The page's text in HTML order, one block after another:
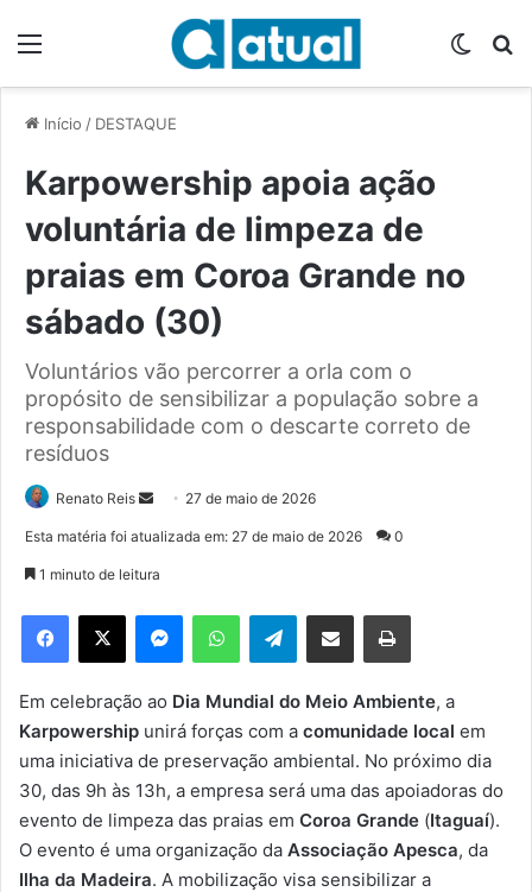
Início / DESTAQUE
Karpowership apoia ação
voluntária de limpeza de
praias em Coroa Grande no
sábado (30)
Voluntários vão percorrer a orla com o
propósito de sensibilizar a população sobre a
responsabilidade com o descarte correto de
resíduos
Renato Reis
d
e
u
m
e
-
m
a
27 de maio de 2026
Esta matéria foi atualizada em: 27 de maio de 2026 0
1 minuto de leitura
Telegram
Em celebração ao Dia Mundial do Meio Ambiente, a
Karpowership unirá forças com a comunidade local em
uma iniciativa de preservação ambiental. No próximo dia
30, das 9h às 13h, a empresa será uma das apoiadoras do
evento de limpeza das praias em Coroa Grande (Itaguaí).
O evento é uma organização da Associação Apesca, da
Ilha da Madeira. A mobilização visa sensibilizar a